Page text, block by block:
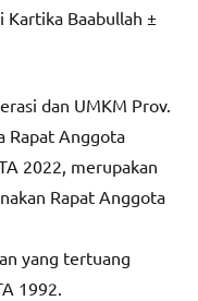
Kartika Baabullah ±
dan UMKM Prov.
Rapat Anggota
2022, merupakan
Rapat Anggota
yang tertuang
1992.